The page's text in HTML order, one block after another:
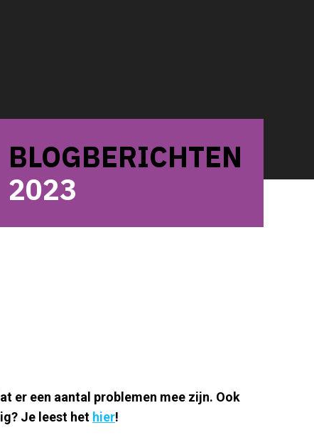
BLOGBERICHTEN
2023
er een aantal problemen mee zijn. Ook
Je leest het hier!